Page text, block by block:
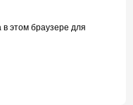
этом браузере для